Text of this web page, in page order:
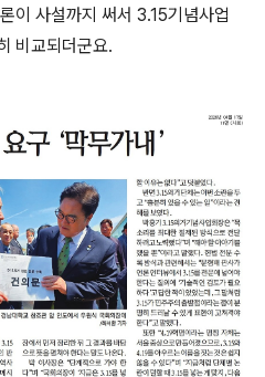
이 사설까지 써서 3.15기념사업
비교되더군요.